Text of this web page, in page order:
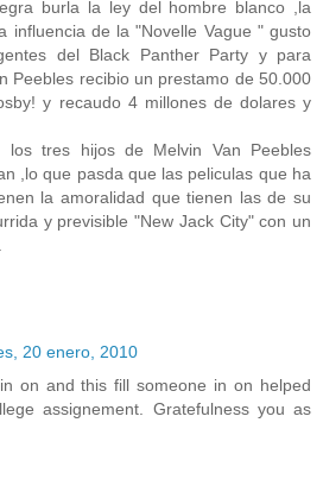
burla la ley del hombre blanco ,la
influencia de la "Novelle Vague " gusto
del Black Panther Party y para
Peebles recibio un prestamo de 50.000
y recaudo 4 millones de dolares y
los tres hijos de Melvin Van Peebles
,lo que pasda que las peliculas que ha
la amoralidad que tienen las de su
y previsible "New Jack City" con un
20 enero, 2010
on and this fill someone in on helped
assignement. Gratefulness you as